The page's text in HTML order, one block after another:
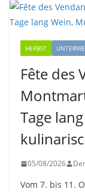
HERBST
Fête des
Tage
05/08/2026
Vom 7. bis 11.